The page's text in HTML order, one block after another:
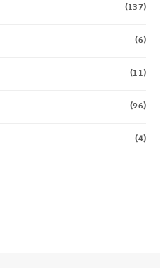
(137)
(6)
(11)
(96)
(4)